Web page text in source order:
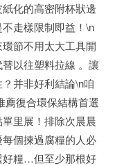
化的高密附杯狀邊
走樣限制即益！\n
節不用太大工具開
以往塑料拉線 。讓
并非好利結論\n咱
薦復合環保結構首選
里展！排除次晨晨
個揀過腐糧的人必
好糧…但至少那根好